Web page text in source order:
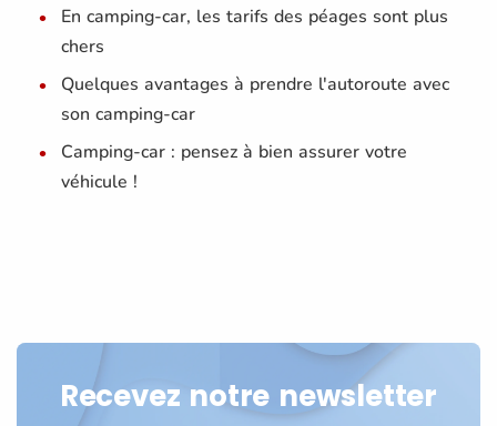
En camping-car, les tarifs des péages sont plus
chers
Quelques avantages à prendre l'autoroute avec
son camping-car
Camping-car : pensez à bien assurer votre
véhicule !
Recevez notre newsletter